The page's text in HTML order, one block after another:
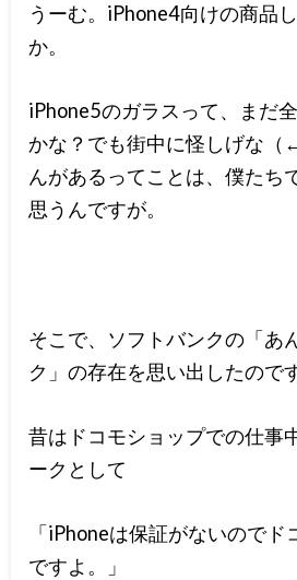
うーむ。iPhone4向けの商品
か。
iPhone5のガラスって、まだ
かな？でも街中に怪しげな（
んがあるってことは、僕たち
思うんですが。
そこで、ソフトバンクの「あ
ク」の存在を思い出したので
昔はドコモショップでの仕事
ークとして
「iPhoneは保証がないので
ですよ。」